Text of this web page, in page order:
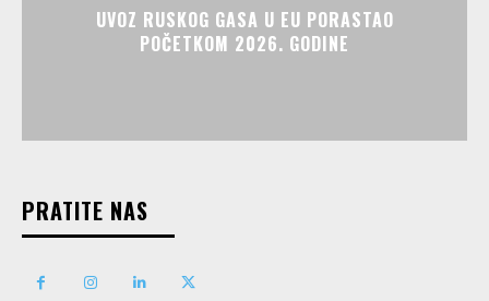
UVOZ RUSKOG GASA U EU PORASTAO
POČETKOM 2026. GODINE
PRATITE NAS